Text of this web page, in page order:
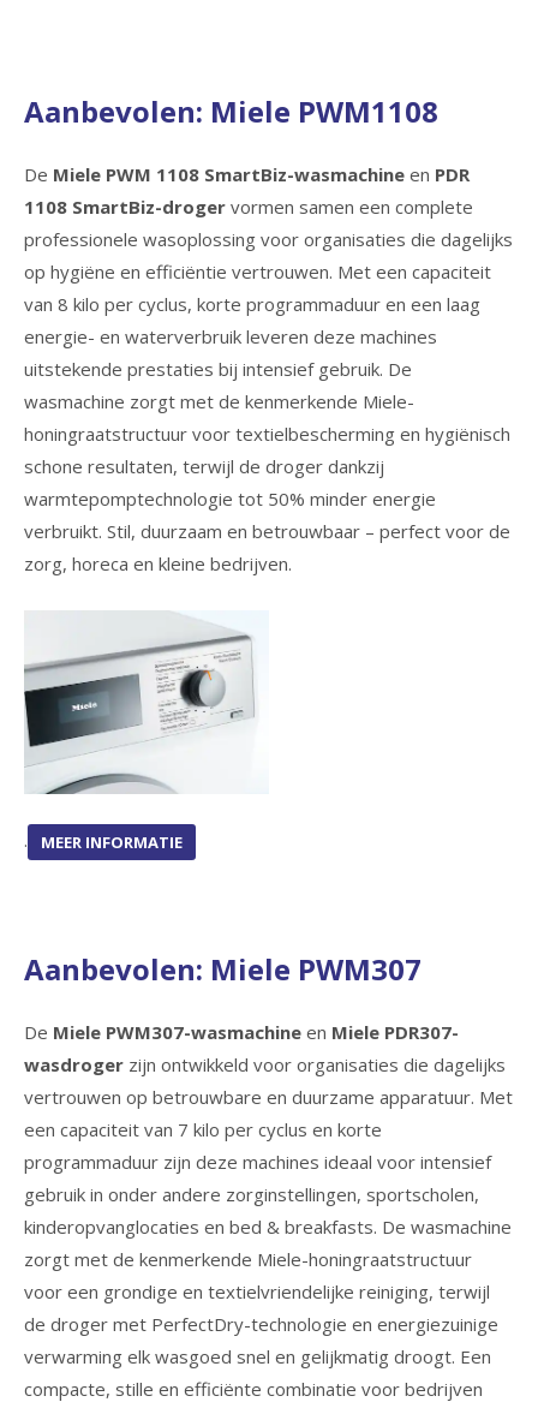
Aanbevolen: Miele PWM1108
De Miele PWM 1108 SmartBiz-wasmachine en PDR
1108 SmartBiz-droger vormen samen een complete
professionele wasoplossing voor organisaties die dagelijks
op hygiëne en efficiëntie vertrouwen. Met een capaciteit
van 8 kilo per cyclus, korte programmaduur en een laag
energie- en waterverbruik leveren deze machines
uitstekende prestaties bij intensief gebruik. De
wasmachine zorgt met de kenmerkende Miele-
honingraatstructuur voor textielbescherming en hygiënisch
schone resultaten, terwijl de droger dankzij
warmtepomptechnologie tot 50% minder energie
verbruikt. Stil, duurzaam en betrouwbaar – perfect voor de
zorg, horeca en kleine bedrijven.
. MEER INFORMATIE
Aanbevolen: Miele PWM307
De Miele PWM307-wasmachine en Miele PDR307-
wasdroger zijn ontwikkeld voor organisaties die dagelijks
vertrouwen op betrouwbare en duurzame apparatuur. Met
een capaciteit van 7 kilo per cyclus en korte
programmaduur zijn deze machines ideaal voor intensief
gebruik in onder andere zorginstellingen, sportscholen,
kinderopvanglocaties en bed & breakfasts. De wasmachine
zorgt met de kenmerkende Miele-honingraatstructuur
voor een grondige en textielvriendelijke reiniging, terwijl
de droger met PerfectDry-technologie en energiezuinige
verwarming elk wasgoed snel en gelijkmatig droogt. Een
compacte, stille en efficiënte combinatie voor bedrijven